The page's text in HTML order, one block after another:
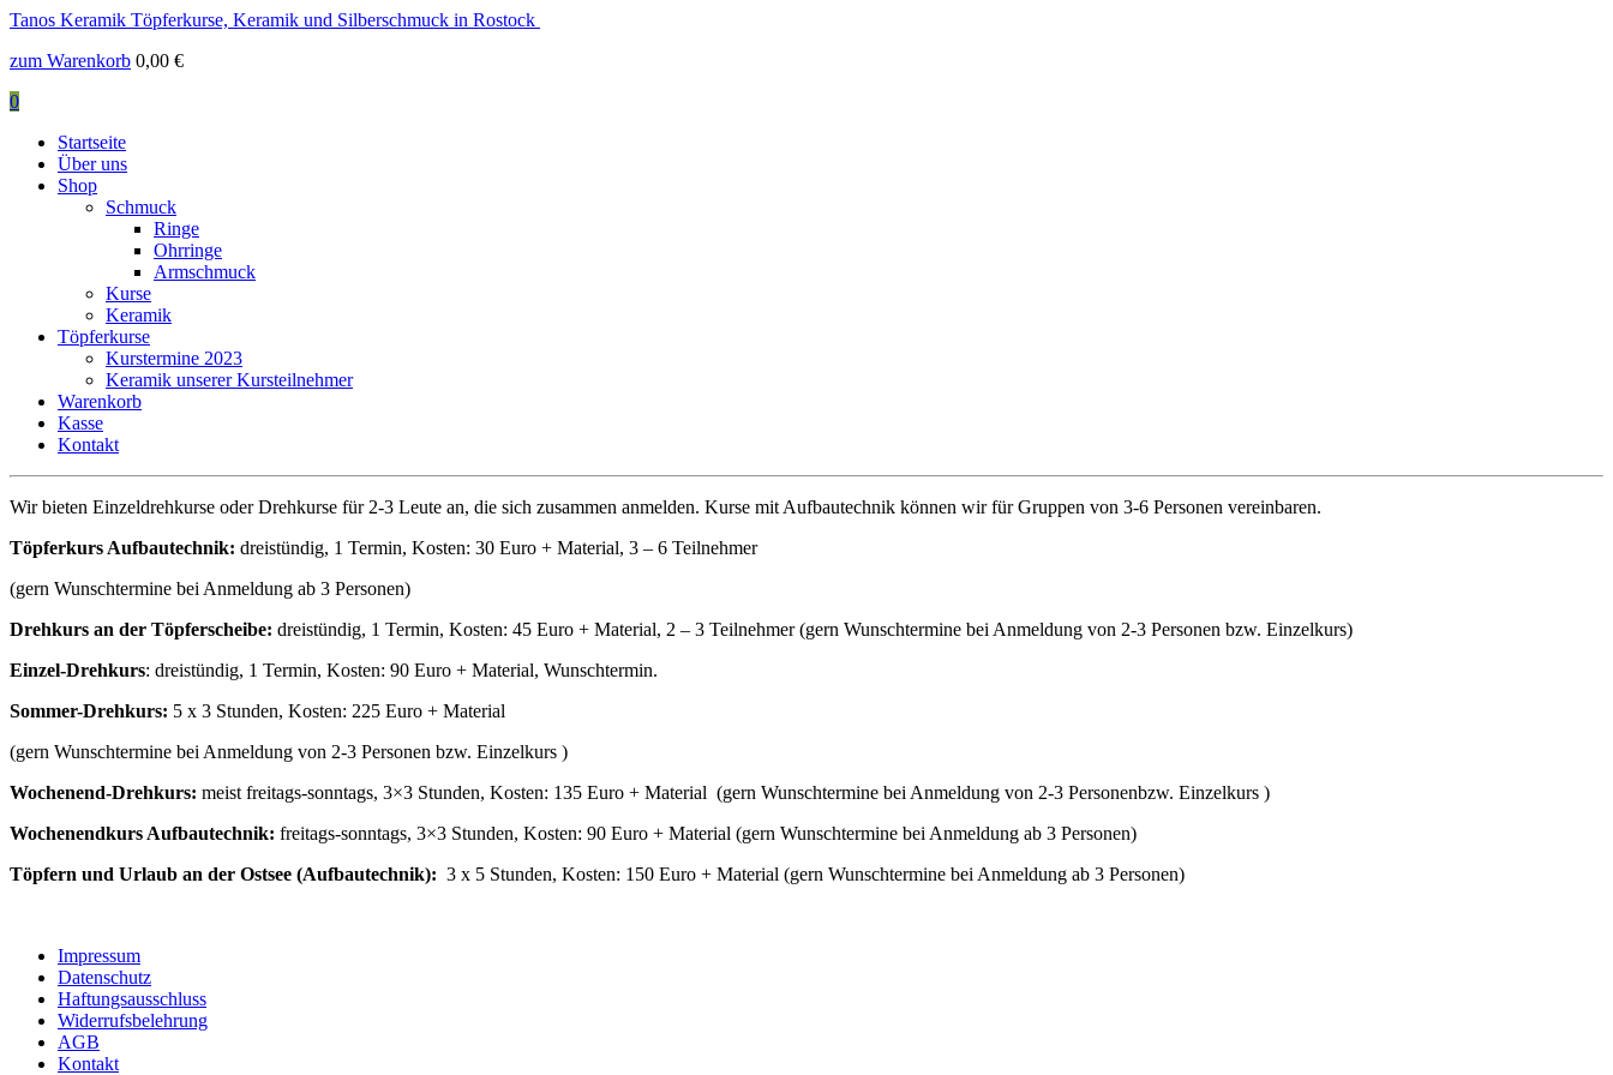
Tanos Keramik Töpferkurse, Keramik und Silberschmuck in Rostock
zum Warenkorb 0,00 €
0
Startseite
Über uns
Shop
Schmuck
Ringe
Ohrringe
Armschmuck
Kurse
Keramik
Töpferkurse
Kurstermine 2023
Keramik unserer Kursteilnehmer
Warenkorb
Kasse
Kontakt
Wir bieten Einzeldrehkurse oder Drehkurse für 2-3 Leute an, die sich zusammen anmelden. Kurse mit Aufbautechnik können wir für Gruppen von 3-6 Personen vereinbaren.
Töpferkurs Aufbautechnik: dreistündig, 1 Termin, Kosten: 30 Euro + Material, 3 – 6 Teilnehmer
(gern Wunschtermine bei Anmeldung ab 3 Personen)
Drehkurs an der Töpferscheibe: dreistündig, 1 Termin, Kosten: 45 Euro + Material, 2 – 3 Teilnehmer (gern Wunschtermine bei Anmeldung von 2-3 Personen bzw. Einzelkurs)
Einzel-Drehkurs: dreistündig, 1 Termin, Kosten: 90 Euro + Material, Wunschtermin.
Sommer-Drehkurs: 5 x 3 Stunden, Kosten: 225 Euro + Material
(gern Wunschtermine bei Anmeldung von 2-3 Personen bzw. Einzelkurs )
Wochenend-Drehkurs: meist freitags-sonntags, 3×3 Stunden, Kosten: 135 Euro + Material (gern Wunschtermine bei Anmeldung von 2-3 Personenbzw. Einzelkurs )
Wochenendkurs Aufbautechnik: freitags-sonntags, 3×3 Stunden, Kosten: 90 Euro + Material (gern Wunschtermine bei Anmeldung ab 3 Personen)
Töpfern und Urlaub an der Ostsee (Aufbautechnik): 3 x 5 Stunden, Kosten: 150 Euro + Material (gern Wunschtermine bei Anmeldung ab 3 Personen)
Impressum
Datenschutz
Haftungsausschluss
Widerrufsbelehrung
AGB
Kontakt